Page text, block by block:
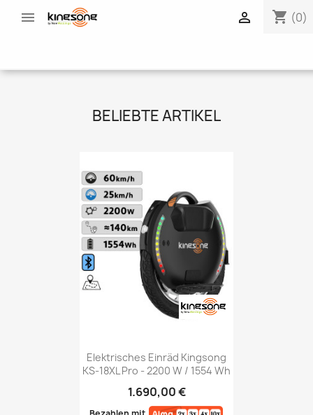
 shopping_cart (0)

BELIEBTE ARTIKEL
Elektrisches Einräd Kingsong
KS-18XL Pro - 2200 W / 1554 Wh
1.690,00 €